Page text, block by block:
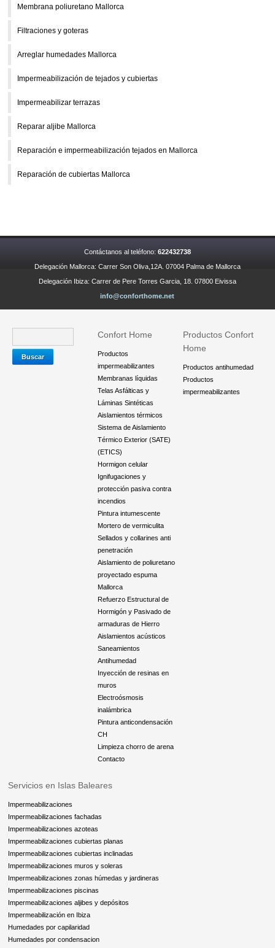
Membrana poliuretano Mallorca
Filtraciones y goteras
Arreglar humedades Mallorca
Impermeabilización de tejados y cubiertas
Impermeabilizar terrazas
Reparar aljibe Mallorca
Reparación e impermeabilización tejados en Mallorca
Reparación de cubiertas Mallorca
Contáctanos al teléfono: 622432738
Delegación Mallorca: Carrer Son Oliva,12A. 07004 Palma de Mallorca
Delegación Ibiza: Carrer de Pere Torres Garcia, 18. 07800 Eivissa
info@conforthome.net
Confort Home
Productos
impermeabilizantes
Membranas líquidas
Telas Asfálticas y
Láminas Sintéticas
Aislamientos térmicos
Sistema de Aislamiento
Térmico Exterior (SATE)
(ETICS)
Hormigon celular
Ignifugaciones y
protección pasiva contra
incendios
Pintura intumescente
Mortero de vermiculita
Sellados y collarines anti
penetración
Aislamiento de poliuretano
proyectado espuma
Mallorca
Refuerzo Estructural de
Hormigón y Pasivado de
armaduras de Hierro
Aislamientos acústicos
Saneamientos
Antihumedad
Inyección de resinas en
muros
Electroósmosis
inalámbrica
Pintura anticondensación
CH
Limpieza chorro de arena
Contacto
Productos Confort
Home
Productos antihumedad
Productos
impermeabilizantes
Servicios en Islas Baleares
Impermeabilizaciones
Impermeabilizaciones fachadas
Impermeabilizaciones azoteas
Impermeabilizaciones cubiertas planas
Impermeabilizaciones cubiertas inclinadas
Impermeabilizaciones muros y soleras
Impermeabilizaciones zonas húmedas y jardineras
Impermeabilizaciones piscinas
Impermeabilizaciones aljibes y depósitos
Impermeabilización en Ibiza
Humedades por capilaridad
Humedades por condensacion